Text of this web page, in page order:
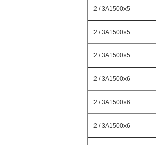
2 / 3A1500x5
2 / 3A1500x5
2 / 3A1500x5
2 / 3A1500x6
2 / 3A1500x6
2 / 3A1500x6